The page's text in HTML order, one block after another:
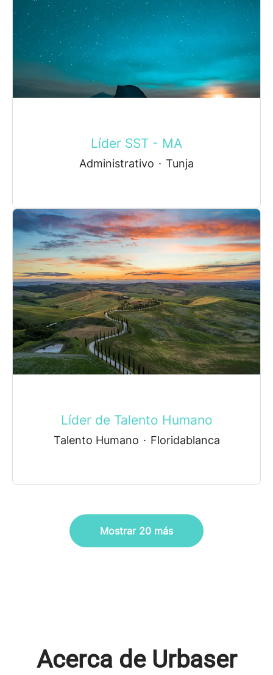
Líder SST - MA
Administrativo · Tunja
Líder de Talento Humano
Talento Humano · Floridablanca
Mostrar 20 más
Acerca de Urbaser